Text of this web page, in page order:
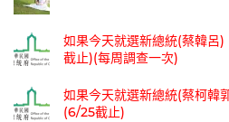
如果今天就選新總統(蔡韓呂)
截止)(每周調查一次)
如果今天就選新總統(蔡柯韓
(6/25截止)